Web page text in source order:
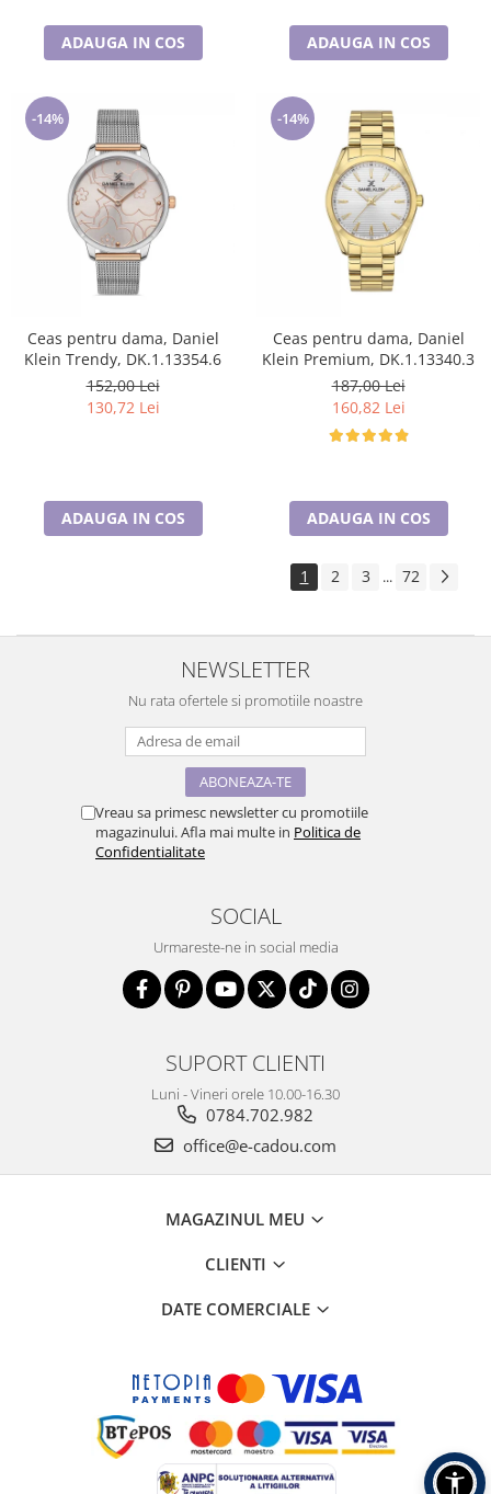
ADAUGA IN COS ADAUGA IN COS
-14%
Ceas pentru dama, Daniel
Klein Trendy, DK.1.13354.6
152,00 Lei
130,72 Lei
ADAUGA IN COS
-14%
Ceas pentru dama, Daniel
Klein Premium, DK.1.13340.3
187,00 Lei
160,82 Lei
ADAUGA IN COS
1 2 3 ... 72
NEWSLETTER
Nu rata ofertele si promotiile noastre
Vreau sa primesc newsletter cu promotiile
magazinului. Afla mai multe in Politica de
Confidentialitate
SOCIAL
Urmareste-ne in social media
SUPORT CLIENTI
Luni - Vineri orele 10.00-16.30
0784.702.982
office@e-cadou.com
MAGAZINUL MEU
CLIENTI
DATE COMERCIALE